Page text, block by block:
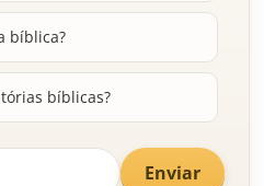
bíblica?
bíblicas?
Enviar